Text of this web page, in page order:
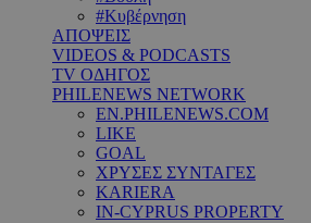
#Κυβέρνηση
ΑΠΟΨΕΙΣ
VIDEOS & PODCASTS
TV ΟΔΗΓΟΣ
PHILENEWS NETWORK
EN.PHILENEWS.COM
LIKE
GOAL
ΧΡΥΣΕΣ ΣΥΝΤΑΓΕΣ
KARIERA
IN-CYPRUS PROPERTY